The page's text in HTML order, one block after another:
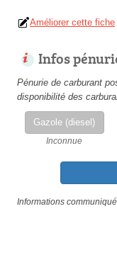
Améliorer cette fiche
Infos
Pénurie de carburant
disponibilité des
Gazole (diesel)
Inconnue
Informations